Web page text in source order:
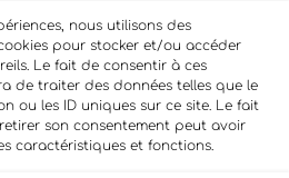
nous utilisons des
pour stocker et/ou accéder
Le fait de consentir à ces
de traiter des données telles que le
ou les ID uniques sur ce site. Le fait
son consentement peut avoir
caractéristiques et fonctions.
79 217 51 73
légales
Main